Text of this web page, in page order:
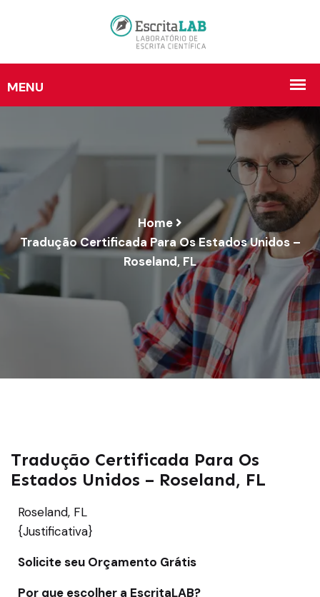
Home
Tradução Certificada Para Os Estados Unidos –
Roseland, FL
Tradução Certificada Para Os
Estados Unidos – Roseland, FL
Roseland, FL
{Justificativa}
Solicite seu Orçamento Grátis
Por que escolher a EscritaLAB?